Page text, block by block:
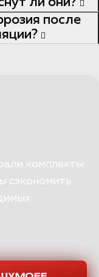
после
комплекты
сэкономить